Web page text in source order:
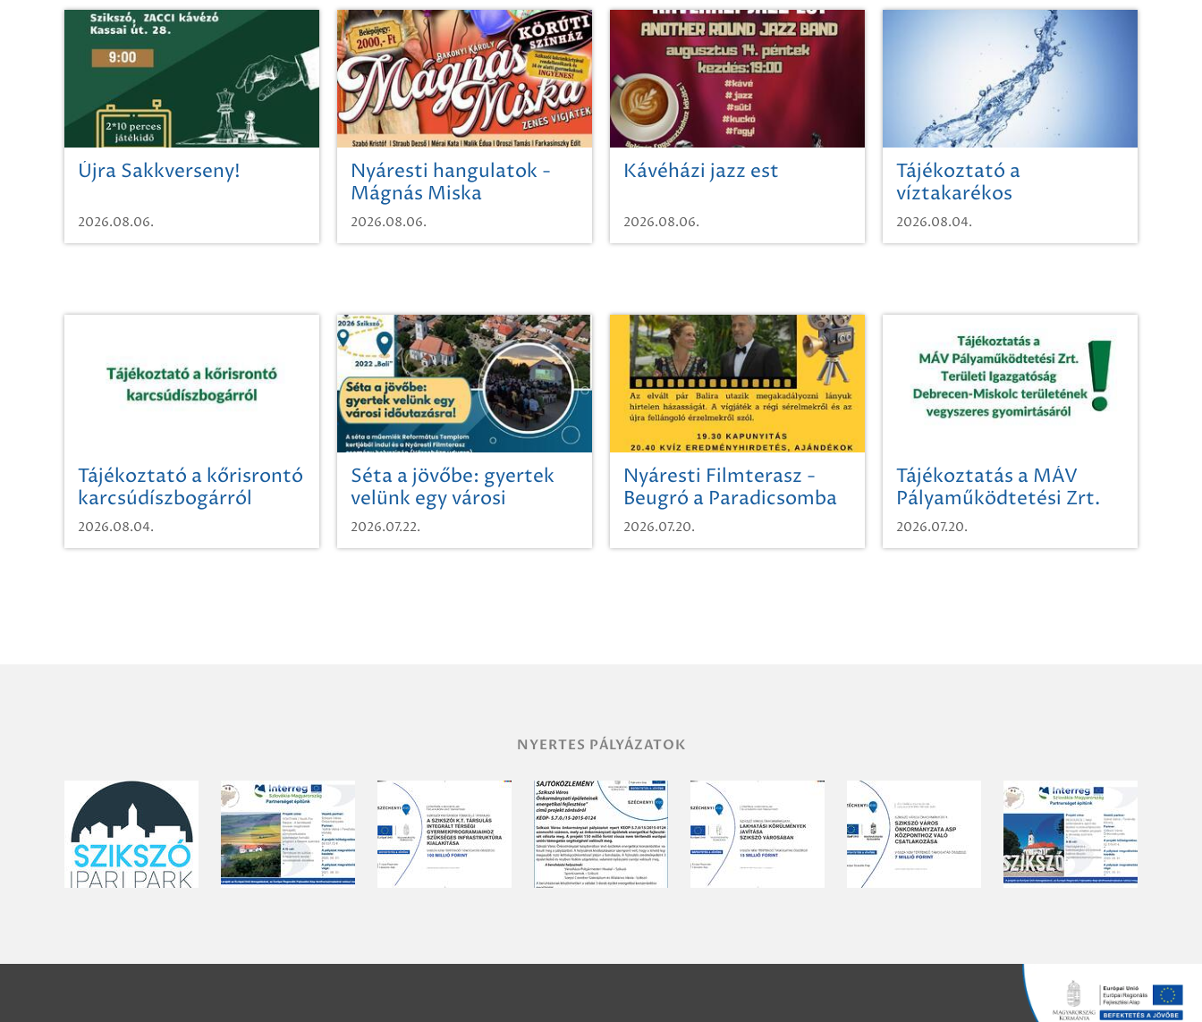
Újra Sakkverseny!
2026.08.06.
Nyáresti hangulatok -
Mágnás Miska
2026.08.06.
Kávéházi jazz est
2026.08.06.
Tájékoztató a
víztakarékos
vízhasználatról
2026.08.04.
Tájékoztató a kőrisrontó
karcsúdíszbogárról
2026.08.04.
Séta a jövőbe: gyertek
velünk egy városi
időutazásra!
2026.07.22.
Nyáresti Filmterasz -
Beugró a Paradicsomba
2026.07.20.
Tájékoztatás a MÁV
Pályaműködtetési Zrt.
Területi Igazgatóság
Debrecen-Miskolc
2026.07.20.
NYERTES PÁLYÁZATOK